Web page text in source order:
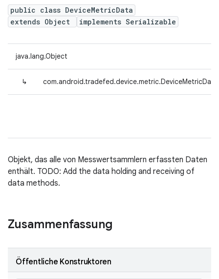
public class DeviceMetricData
extends Object
implements Serializable
java.lang.Object
↳ com.android.tradefed.device.metric.DeviceMetricData
Objekt, das alle von Messwertsammlern erfassten Daten
enthält. TODO: Add the data holding and receiving of
data methods.
Zusammenfassung
Öffentliche Konstruktoren